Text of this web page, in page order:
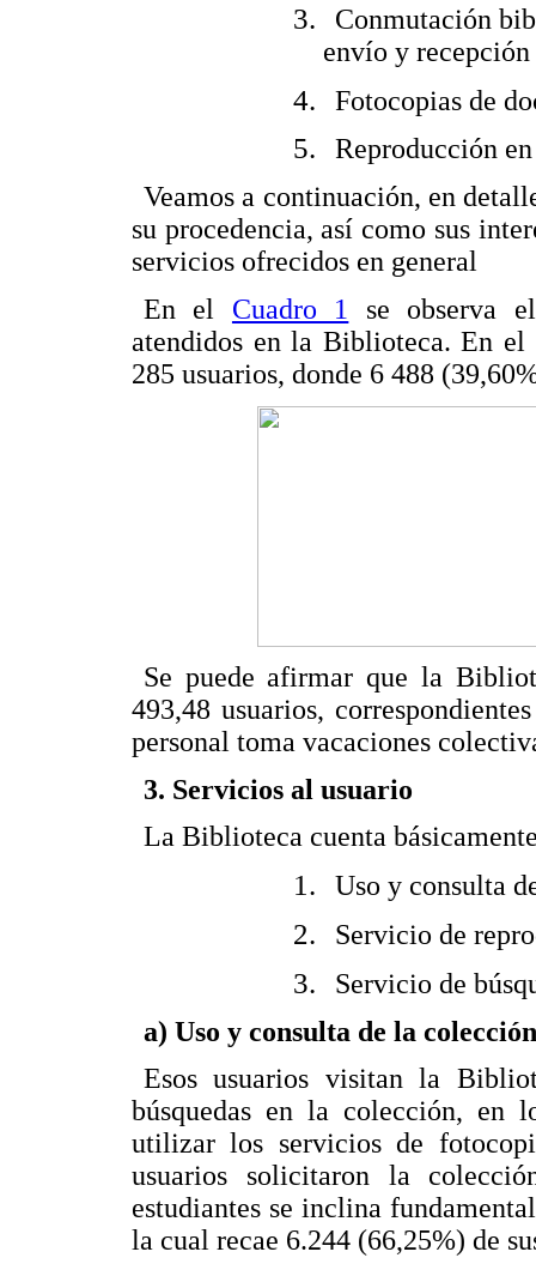
Conmutación
envío y
Fotocopias de
Reproducción
Veamos a continuación, en
su procedencia, así como sus
servicios ofrecidos en general
En el Cuadro 1
se observa
atendidos en la Biblioteca. En
285 usuarios, donde 6 488
Se puede afirmar que la
493,48 usuarios,
personal toma vacaciones
3. Servicios al usuario
La Biblioteca cuenta
Uso y consulta
Servicio de
Servicio de
a) Uso y consulta de la colección
Esos usuarios visitan la
búsquedas en la colección, en
utilizar los servicios de
usuarios solicitaron la
estudiantes se inclina
la cual recae 6.244 (66,25%) de